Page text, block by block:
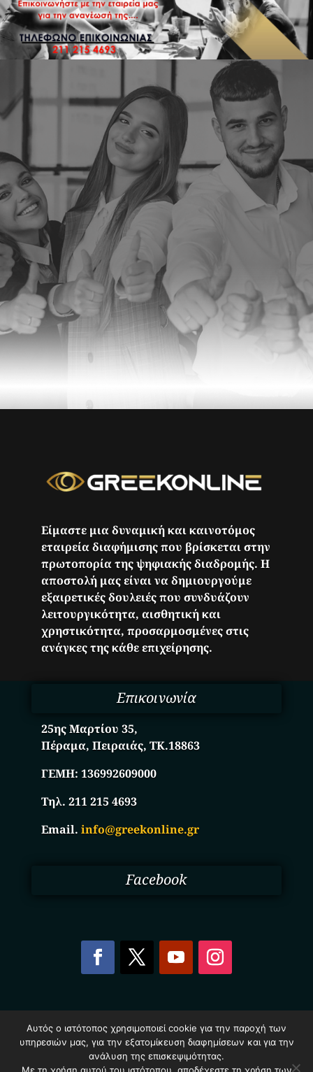
Είμαστε μια δυναμική και καινοτόμος
εταιρεία διαφήμισης που βρίσκεται στην
πρωτοπορία της ψηφιακής διαδρομής. Η
αποστολή μας είναι να δημιουργούμε
εξαιρετικές δουλειές που συνδυάζουν
λειτουργικότητα, αισθητική και
χρηστικότητα, προσαρμοσμένες στις
ανάγκες της κάθε επιχείρησης.
Επικοινωνία
25ης Μαρτίου 35,
Πέραμα, Πειραιάς, ΤΚ.18863
ΓΕΜΗ:136992609000
Τηλ. 211 215 4693
Email.info@greekonline.gr
Facebook
Επιχειρήσεων Ελλάδας – Greekonline.gr. All Rights
Reserved.
Όροι & Προυποθέσεις–Προστασία Προσωπικών
Αυτός ο ιστότοπος χρησιμοποιεί cookie για την παροχή των
υπηρεσιών μας, για την εξατομίκευση διαφημίσεων και για την
ανάλυση της επισκεψιμότητας.